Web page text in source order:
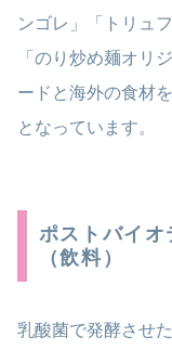
ンゴレ」「トリュ
「のり炒め麺オリ
ードと海外の食材
となっています。
ポストバイオ
（飲料）
乳酸菌で発酵させ